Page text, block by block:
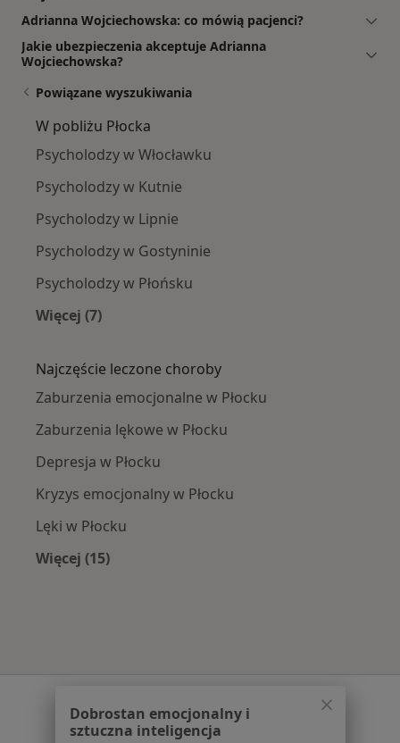
Adrianna Wojciechowska: co mówią pacjenci?
Jakie ubezpieczenia akceptuje Adrianna
Wojciechowska?
Powiązane wyszukiwania
W pobliżu Płocka
Psycholodzy w Włocławku
Psycholodzy w Kutnie
Psycholodzy w Lipnie
Psycholodzy w Gostyninie
Psycholodzy w Płońsku
Więcej (7)
Najczęście leczone choroby
Zaburzenia emocjonalne w Płocku
Zaburzenia lękowe w Płocku
Depresja w Płocku
Kryzys emocjonalny w Płocku
Lęki w Płocku
Więcej (15)
Regulamin
Dobrostan emocjonalny i
sztuczna inteligencja